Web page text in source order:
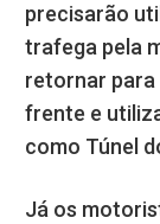
precisarão
trafega pela
retornar para
frente e
como Túnel
Já os